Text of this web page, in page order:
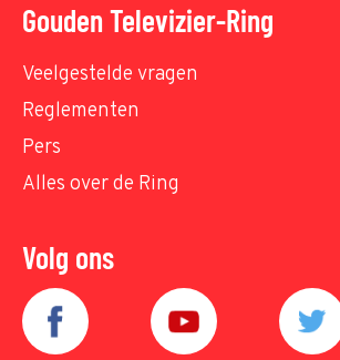
Gouden Televizier-Ring
Veelgestelde vragen
Reglementen
Pers
Alles over de Ring
Volg ons